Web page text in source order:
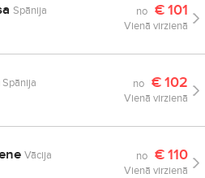
Spānija no €101
Vienā virzienā
Spānija no €102
Vienā virzienā
Vācija no €110
Vienā virzienā